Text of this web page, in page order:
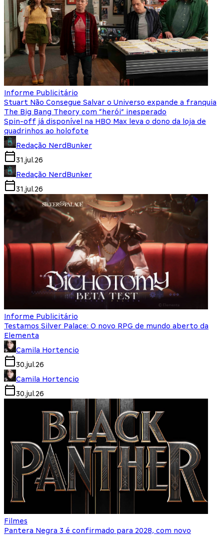
Informe Publicitário
Stuart Não Consegue Salvar o Universo expande a franquia
The Big Bang Theory com “herói” inesperado
Spin-off já disponível na HBO Max leva o dono da loja de
quadrinhos ao holofote
Redação NerdBunker
31.jul.26
Redação NerdBunker
31.jul.26
Informe Publicitário
Testamos Silver Palace: O novo RPG de mundo aberto da
Elementa
Camila Hortencio
30.jul.26
Camila Hortencio
30.jul.26
Filmes
Pantera Negra 3 é confirmado para 2028, com novo